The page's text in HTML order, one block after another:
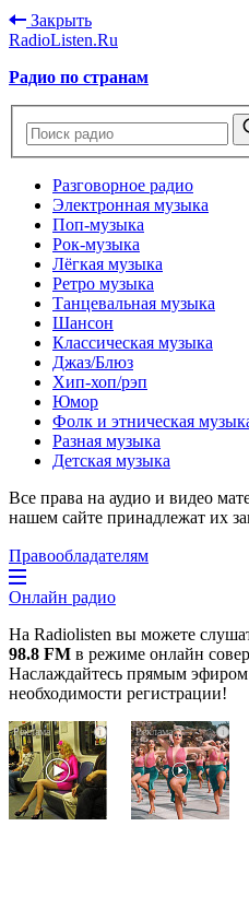
Закрыть
RadioListen.Ru
Радио по странам
Разговорное радио
Электронная музыка
Поп-музыка
Рок-музыка
Лёгкая музыка
Ретро музыка
Танцевальная музыка
Шансон
Классическая музыка
Джаз/Блюз
Хип-хоп/рэп
Юмор
Фолк и этническая
Разная музыка
Детская музыка
Все права на аудио и видео
нашем сайте принадлежат их
Правообладателям
Онлайн радио
На Radiolisten вы можете
98.8 FM в режиме онлайн
Наслаждайтесь прямым эфиром
необходимости регистрации!
i
Королева
вагона
отожгла!
Видео
i